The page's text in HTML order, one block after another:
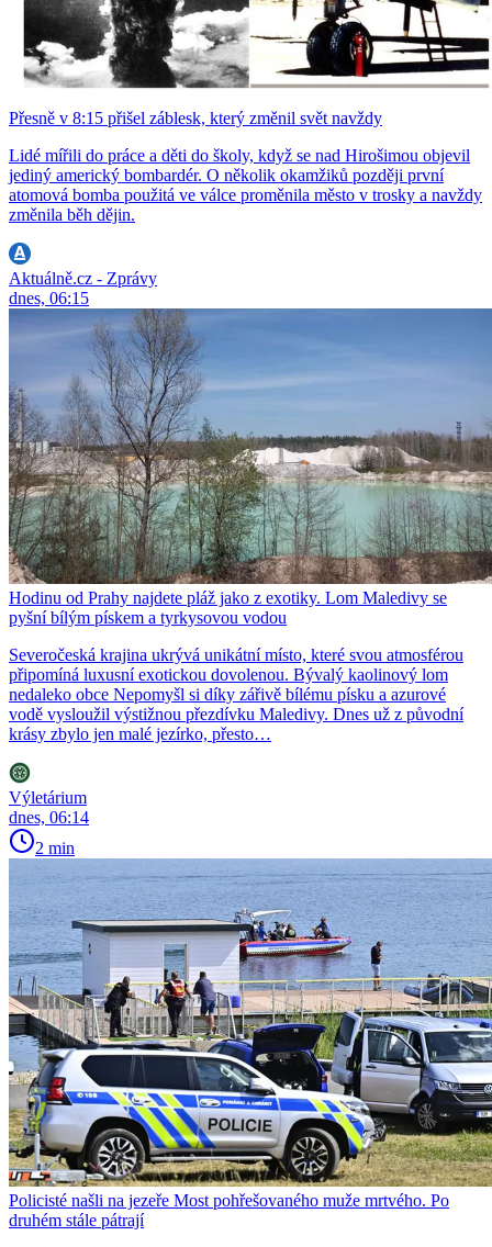
Přesně v 8:15 přišel záblesk, který změnil svět navždy
Lidé mířili do práce a děti do školy, když se nad Hirošimou objevil
jediný americký bombardér. O několik okamžiků později první
atomová bomba použitá ve válce proměnila město v trosky a navždy
změnila běh dějin.
Aktuálně.cz - Zprávy
dnes, 06:15
Hodinu od Prahy najdete pláž jako z exotiky. Lom Maledivy se
pyšní bílým pískem a tyrkysovou vodou
Severočeská krajina ukrývá unikátní místo, které svou atmosférou
připomíná luxusní exotickou dovolenou. Bývalý kaolinový lom
nedaleko obce Nepomyšl si díky zářivě bílému písku a azurové
vodě vysloužil výstižnou přezdívku Maledivy. Dnes už z původní
krásy zbylo jen malé jezírko, přesto…
Výletárium
dnes, 06:14
2 min
Policisté našli na jezeře Most pohřešovaného muže mrtvého. Po
druhém stále pátrají